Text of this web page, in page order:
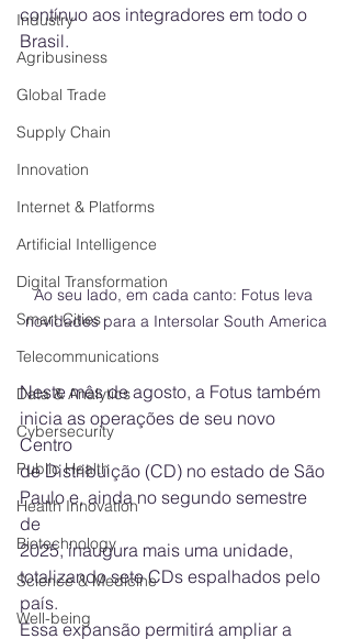
Industry
Agribusiness
Global Trade
Supply Chain
Innovation
Internet & Platforms
Artificial Intelligence
Digital Transformation
Smart Cities
Telecommunications
Data & Analytics
Cybersecurity
Public Health
Health Innovation
Biotechnology
Science & Medicine
Well-being
contínuo aos integradores em todo o
Brasil.
Ao seu lado, em cada canto: Fotus leva
novidades para a Intersolar South America
Neste mês de agosto, a Fotus também
inicia as operações de seu novo
Centro
de Distribuição (CD) no estado de São
Paulo e, ainda no segundo semestre
de
2025, inaugura mais uma unidade,
totalizando sete CDs espalhados pelo
país.
Essa expansão permitirá ampliar a